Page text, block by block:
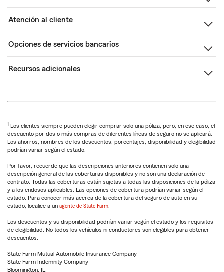
Atención al cliente
Opciones de servicios bancarios
Recursos adicionales
1 Los clientes siempre pueden elegir comprar solo una póliza, pero, en ese caso, el
descuento por dos o más compras de diferentes líneas de seguro no se aplicará.
Los ahorros, nombres de los descuentos, porcentajes, disponibilidad y elegibilidad
podrían variar según el estado.
Por favor, recuerde que las descripciones anteriores contienen solo una
descripción general de las coberturas disponibles y no son una declaración de
contrato. Todas las coberturas están sujetas a todas las disposiciones de la póliza
y a los endosos aplicables. Las opciones de cobertura podrían variar según el
estado. Para conocer más acerca de la cobertura del seguro de auto en su
estado, localice a un agente de State Farm
Los descuentos y su disponibilidad podrían variar según el estado y los requisitos
de elegibilidad. No todos los vehículos ni conductores son elegibles para obtener
descuentos.
State Farm Mutual Automobile Insurance Company
State Farm Indemnity Company
Bloomington, IL